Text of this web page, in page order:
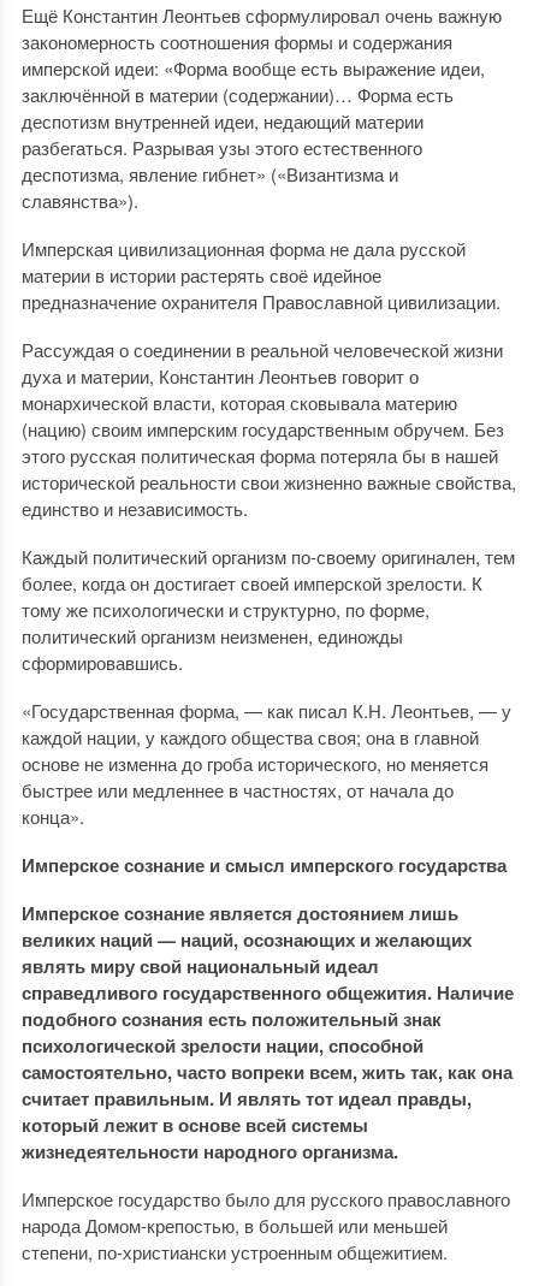
Ещё Константин Леонтьев сформулировал очень важную
закономерность соотношения формы и содержания
имперской идеи: «Форма вообще есть выражение идеи,
заключённой в материи (содержании)… Форма есть
деспотизм внутренней идеи, недающий материи
разбегаться. Разрывая узы этого естественного
деспотизма, явление гибнет» («Византизма и
славянства»).
Имперская цивилизационная форма не дала русской
материи в истории растерять своё идейное
предназначение охранителя Православной цивилизации.
Рассуждая о соединении в реальной человеческой жизни
духа и материи, Константин Леонтьев говорит о
монархической власти, которая сковывала материю
(нацию) своим имперским государственным обручем. Без
этого русская политическая форма потеряла бы в нашей
исторической реальности свои жизненно важные свойства,
единство и независимость.
Каждый политический организм по-своему оригинален, тем
более, когда он достигает своей имперской зрелости. К
тому же психологически и структурно, по форме,
политический организм неизменен, единожды
сформировавшись.
«Государственная форма, — как писал К.Н. Леонтьев, — у
каждой нации, у каждого общества своя; она в главной
основе не изменна до гроба исторического, но меняется
быстрее или медленнее в частностях, от начала до
конца».
Имперское сознание и смысл имперского государства
Имперское сознание является достоянием лишь
великих наций — наций, осознающих и желающих
являть миру свой национальный идеал
справедливого государственного общежития. Наличие
подобного сознания есть положительный знак
психологической зрелости нации, способной
самостоятельно, часто вопреки всем, жить так, как она
считает правильным. И являть тот идеал правды,
который лежит в основе всей системы
жизнедеятельности народного организма.
Имперское государство было для русского православного
народа Домом-крепостью, в большей или меньшей
степени, по-христиански устроенным общежитием.